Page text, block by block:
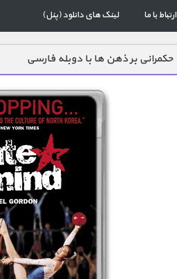
ارتباط با ما لینک های دانلود (پنل)
حکمرانی بر ذهن ها با دوبله فارسی